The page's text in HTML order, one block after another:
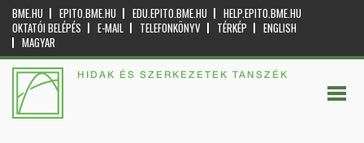
BME.HU EPITO.BME.HU EDU.EPITO.BME.HU
HELP.EPITO.BME.HU
OKTATÓI BELÉPÉS
E-MAIL TELEFONKÖNYV TÉRKÉP
ENGLISH
MAGYAR
HIDAK ÉS SZERKEZETEK TANSZÉK